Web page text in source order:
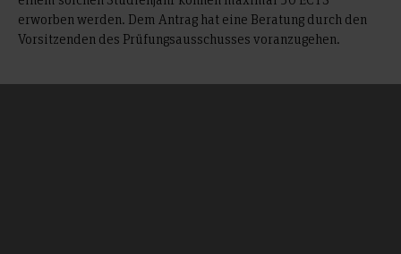
erworben werden. Dem Antrag hat eine Beratung durch den
Vorsitzenden des Prüfungsausschusses voranzugehen.